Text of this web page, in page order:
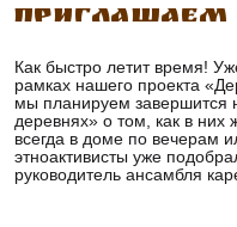
Приглашаем
Как быстро летит время!
рамках нашего проекта
мы планируем завершится
деревнях» о том, как в
всегда в доме по вечерам
этноактивисты уже
руководитель ансамбля